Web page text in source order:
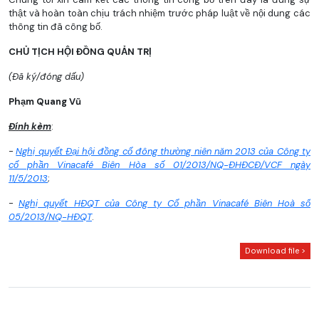
thật và hoàn toàn chịu trách nhiệm trước pháp luật về nội dung các
thông tin đã công bố.
CHỦ TỊCH HỘI ĐỒNG QUẢN TRỊ
(Đã ký/đóng dấu)
Phạm Quang Vũ
Đính kèm:
-Nghị quyết Đại hội đồng cổ đông thường niên năm 2013 của Công ty
cổ phần Vinacafé Biên Hòa số 01/2013/NQ-ĐHĐCĐ/VCF ngày
11/5/2013;
-Nghị quyết HĐQT của Công ty Cổ phần Vinacafé Biên Hoà số
05/2013/NQ-HĐQT.
Download file >